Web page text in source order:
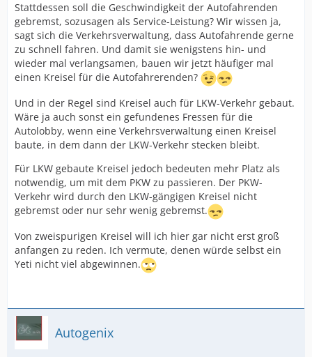
Stattdessen soll die Geschwindigkeit der Autofahrenden
gebremst, sozusagen als Service-Leistung? Wir wissen ja,
sagt sich die Verkehrsverwaltung, dass Autofahrende gerne
zu schnell fahren. Und damit sie wenigstens hin- und
wieder mal verlangsamen, bauen wir jetzt häufiger mal
einen Kreisel für die Autofahrerenden?
Und in der Regel sind Kreisel auch für LKW-Verkehr gebaut.
Wäre ja auch sonst ein gefundenes Fressen für die
Autolobby, wenn eine Verkehrsverwaltung einen Kreisel
baute, in dem dann der LKW-Verkehr stecken bleibt.
Für LKW gebaute Kreisel jedoch bedeuten mehr Platz als
notwendig, um mit dem PKW zu passieren. Der PKW-
Verkehr wird durch den LKW-gängigen Kreisel nicht
gebremst oder nur sehr wenig gebremst.
Von zweispurigen Kreisel will ich hier gar nicht erst groß
anfangen zu reden. Ich vermute, denen würde selbst ein
Yeti nicht viel abgewinnen.
Autogenix